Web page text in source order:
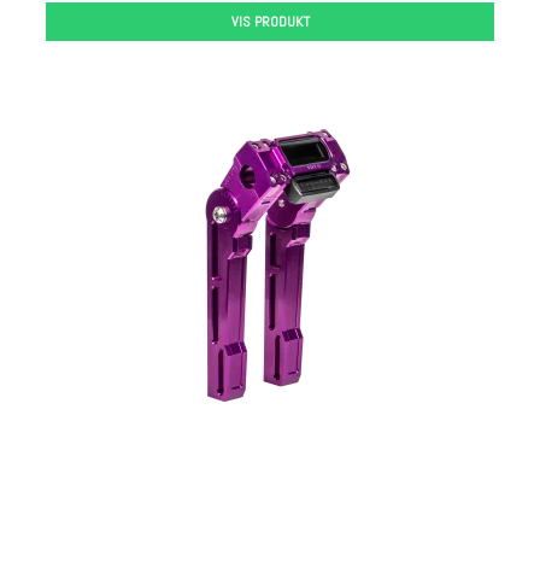
VIS PRODUKT